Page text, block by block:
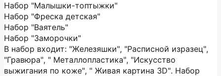
Набор "Малышки-топтыжки"
Набор "Фреска детская"
Набор "Ваятель"
Набор "Заморочки"
В набор входит: "Железяшки", "Расписной изразец",
"Гравюра", " Металлопластика", "Искусство
выжигания по коже", " Живая картина 3D". Набор